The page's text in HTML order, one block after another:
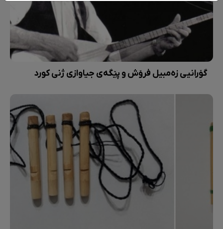
گۆرانیی زەمبیل فرۆش و پێگەی جیاوازی ژنی کورد